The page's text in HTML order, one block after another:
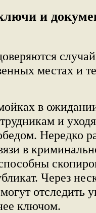
и
местах и
в
и
Нередко
в
Через
отследить
ключом.